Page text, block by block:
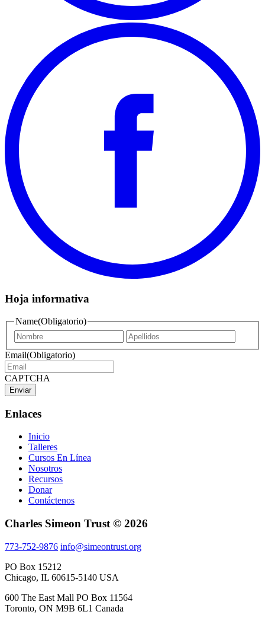
Hoja informativa
Name(Obligatorio)
First
name
name
Email(Obligatorio)
CAPTCHA
Enlaces
Inicio
Talleres
Cursos En Línea
Nosotros
Recursos
Donar
Contáctenos
Charles Simeon Trust © 2026
773-752-9876 info@simeontrust.org
PO Box 15212
Chicago, IL 60615-5140 USA
600 The East Mall PO Box 11564
Toronto, ON M9B 6L1 Canada